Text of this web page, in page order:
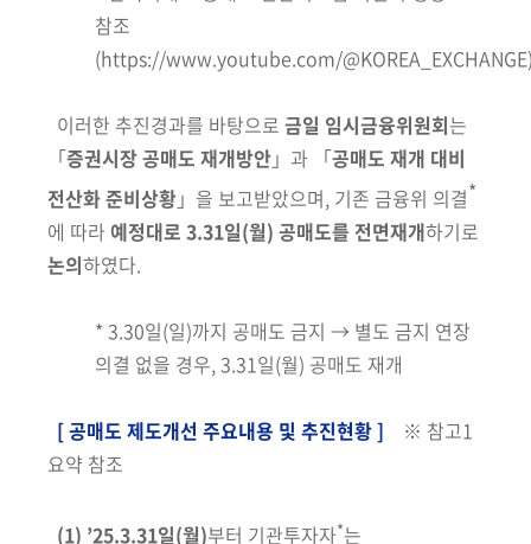
참조
(https://www.youtube.com/
이러한 추진경과를 바탕으로 금일 임시금융위원회는
「증권시장 공매도 재개방안」과 「공매도 재개 대비
전산화 준비상황」을 보고받았으며, 기존 금융위 의결*
에 따라 예정대로 3.31일(월) 공매도를 전면재개하기로
논의하였다.
* 3.30일(일)까지 공매도 금지 → 별도 금지 연장
의결 없을 경우, 3.31일(월) 공매도 재개
[ 공매도 제도개선 주요내용 및 추진현황 ] ※ 참고1
요약 참조
(1) ’25.3.31일(월)부터 기관투자자*는